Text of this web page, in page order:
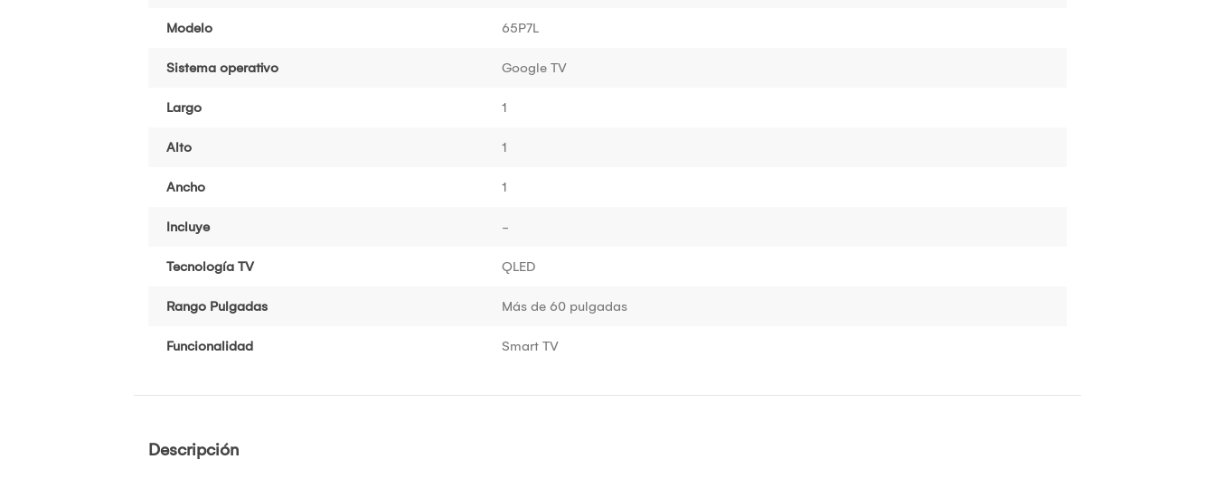
Modelo 65P7L
Sistema operativo Google TV
Largo 1
Alto 1
Ancho 1
Incluye -
Tecnología TV QLED
Rango Pulgadas Más de 60 pulgadas
Funcionalidad Smart TV
Descripción